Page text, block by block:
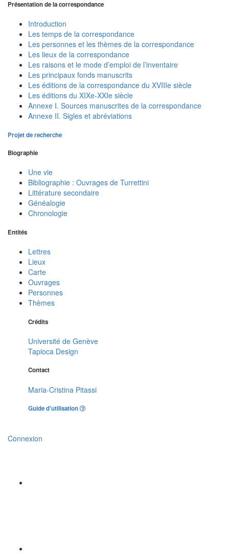
Présentation de la correspondance
Introduction
Les temps de la correspondance
Les personnes et les thèmes de la correspondance
Les lieux de la correspondance
Les raisons et le mode d’emploi de l’inventaire
Les principaux fonds manuscrits
Les éditions de la correspondance du XVIIIe siècle
Les éditions du XIXe-XXIe siècle
Annexe I. Sources manuscrites de la correspondance
Annexe II. Sigles et abréviations
Projet de recherche
Biographie
Une vie
Bibliographie : Ouvrages de Turrettini
Littérature secondaire
Généalogie
Chronologie
Entités
Lettres
Lieux
Carte
Ouvrages
Personnes
Thèmes
Crédits
Université de Genève
Tapioca Design
Contact
Maria-Cristina Pitassi
Guide d'utilisation
Connexion